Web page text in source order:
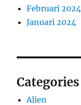
Februari 2024
Januari 2024
Categories
Alien